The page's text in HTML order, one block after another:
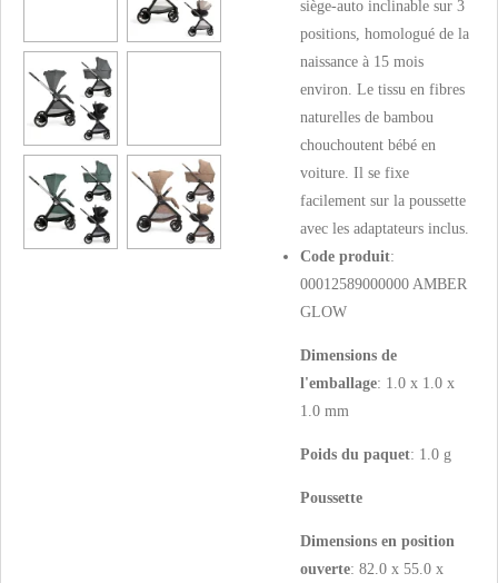
siège-auto inclinable sur 3
positions, homologué de la
naissance à 15 mois
environ. Le tissu en fibres
naturelles de bambou
chouchoutent bébé en
voiture. Il se fixe
facilement sur la poussette
avec les adaptateurs inclus.
Code produit:
00012589000000 AMBER
GLOW
Dimensions de
l'emballage: 1.0 x 1.0 x
1.0 mm
Poids du paquet: 1.0 g
Poussette
Dimensions en position
ouverte: 82.0 x 55.0 x